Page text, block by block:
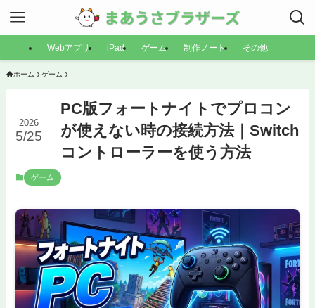
Webアプリ iPad ゲーム 制作ノート その他
ホーム ゲーム
PC版フォートナイトでプロコン
が使えない時の接続方法｜Switch
コントローラーを使う方法
2026
5/25
ゲーム